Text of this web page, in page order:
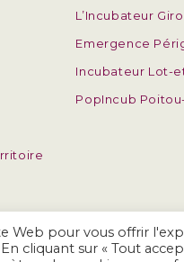
L’Incubateur
Emergence
Incubateur Lot-
PopIncub
2026 - Atis Association
Web pour vous offrir
cliquant sur « Tout